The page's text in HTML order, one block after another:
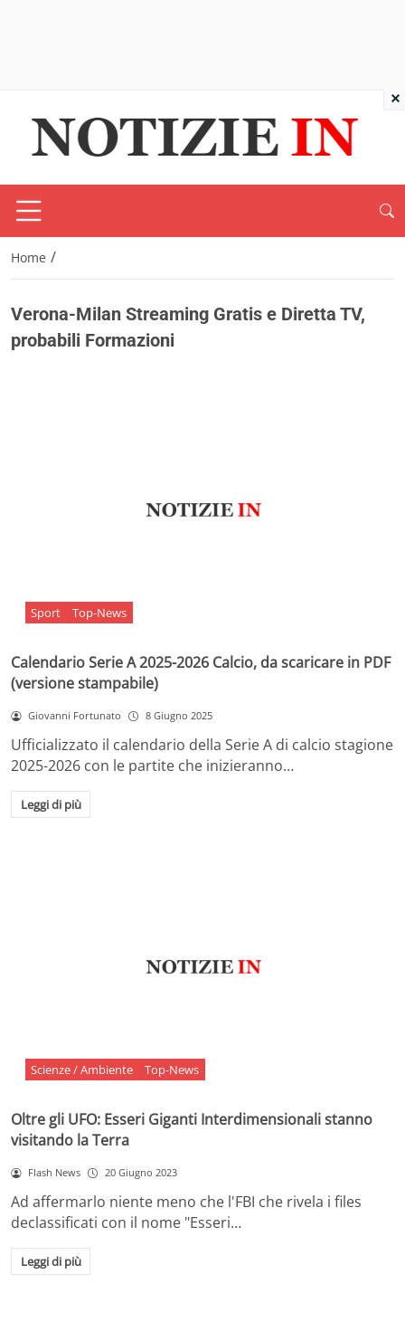
Home /
Verona-Milan Streaming Gratis e Diretta TV,
probabili Formazioni
Sport Top-News
Calendario Serie A 2025-2026 Calcio, da scaricare in PDF
(versione stampabile)
Giovanni Fortunato 8 Giugno 2025
Ufficializzato il calendario della Serie A di calcio stagione
2025-2026 con le partite che inizieranno…
Leggi di più
Scienze / Ambiente Top-News
Oltre gli UFO: Esseri Giganti Interdimensionali stanno
visitando la Terra
Flash News 20 Giugno 2023
Ad affermarlo niente meno che l'FBI che rivela i files
declassificati con il nome "Esseri…
Leggi di più
×